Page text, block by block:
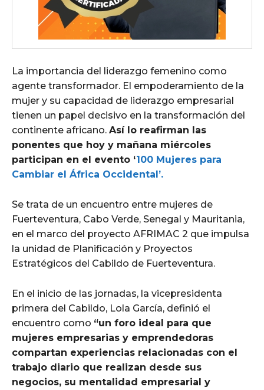
La importancia del liderazgo femenino como
agente transformador. El empoderamiento de la
mujer y su capacidad de liderazgo empresarial
tienen un papel decisivo en la transformación del
continente africano. Así lo reafirman las
ponentes que hoy y mañana miércoles
participan en el evento ‘100 Mujeres para
Cambiar el África Occidental’.
Se trata de un encuentro entre mujeres de
Fuerteventura, Cabo Verde, Senegal y Mauritania,
en el marco del proyecto AFRIMAC 2 que impulsa
la unidad de Planificación y Proyectos
Estratégicos del Cabildo de Fuerteventura.
En el inicio de las jornadas, la vicepresidenta
primera del Cabildo, Lola García, definió el
encuentro como “un foro ideal para que
mujeres empresarias y emprendedoras
compartan experiencias relacionadas con el
trabajo diario que realizan desde sus
negocios, su mentalidad empresarial y